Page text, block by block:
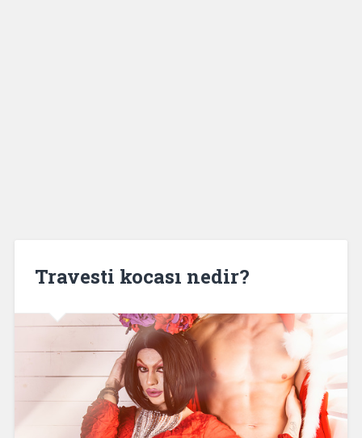
Travesti kocası nedir?